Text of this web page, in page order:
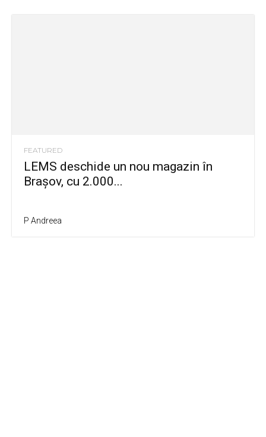
FEATURED
LEMS deschide un nou magazin în
Brașov, cu 2.000...
P Andreea